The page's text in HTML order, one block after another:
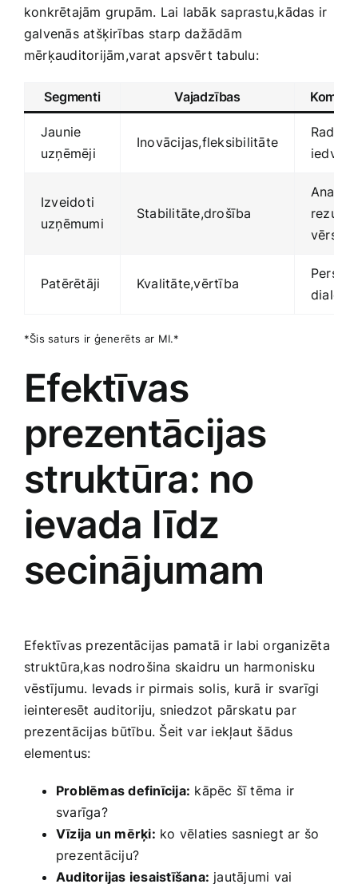
konkrētajām grupām. ​Lai labāk ​saprastu,kādas‍ ir
galvenās atšķirības‍ starp dažādām
mērķauditorijām,varat apsvērt tabulu:
Segmenti Vajadzības
Jaunie
uzņēmēji
Inovācijas,fleksibilitāte
Izveidoti
uzņēmumi
Stabilitāte,drošība
vērsts
Patērētāji Kvalitāte,vērtība
dialogs
*Šis saturs ir ģenerēts⁣ ar ‌MI.*
Efektīvas
prezentācijas
struktūra: no​
ievada līdz
secinājumam
Efektīvas prezentācijas pamatā ir labi organizēta
struktūra,kas nodrošina ⁤skaidru un harmonisku
vēstījumu. ‍Ievads ir pirmais solis, kurā‍ ir‌ svarīgi
ieinteresēt auditoriju, sniedzot​ pārskatu par
prezentācijas būtību. Šeit var‍ iekļaut šādus
elementus:
Problēmas definīcija: kāpēc šī tēma ir
svarīga?
Vīzija un‍ mērķi: ko vēlaties sasniegt ​ar šo
‍prezentāciju?
Auditorijas iesaistīšana: jautājumi vai